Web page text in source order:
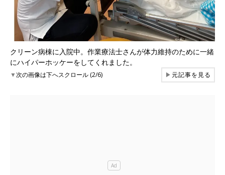
クリーン病棟に入院中。作業療法士さんが体力維持のために一緒
にハイパーホッケーをしてくれました。
▼次の画像は下へスクロール (2/6) ▶元記事を見る